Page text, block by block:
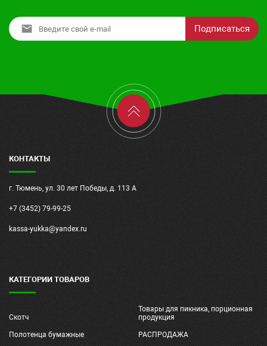
Подписаться
КОНТАКТЫ
г. Тюмень, ул. 30 лет Победы, д. 113 А
+7 (3452) 79-99-25
kassa-yukka@yandex.ru
КАТЕГОРИИ ТОВАРОВ
Скотч
Товары для пикника, порционная
продукция
Полотенца бумажные РАСПРОДАЖА